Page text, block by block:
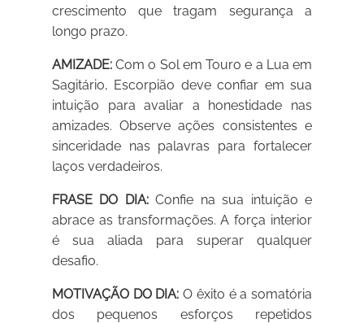
crescimento que tragam segurança a
longo prazo.
AMIZADE: Com o Sol em Touro e a Lua em
Sagitário, Escorpião deve confiar em sua
intuição para avaliar a honestidade nas
amizades. Observe ações consistentes e
sinceridade nas palavras para fortalecer
laços verdadeiros.
FRASE DO DIA:Confie na sua intuição e
abrace as transformações. A força interior
é sua aliada para superar qualquer
desafio.
MOTIVAÇÃO DO DIA: O êxito é a somatória
dos pequenos esforços repetidos